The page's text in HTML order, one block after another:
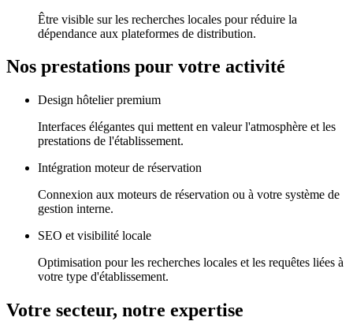
Être visible sur les recherches locales pour réduire la
dépendance aux plateformes de distribution.
Nos prestations pour votre activité
Design hôtelier premium
Interfaces élégantes qui mettent en valeur l'atmosphère et les
prestations de l'établissement.
Intégration moteur de réservation
Connexion aux moteurs de réservation ou à votre système de
gestion interne.
SEO et visibilité locale
Optimisation pour les recherches locales et les requêtes liées à
votre type d'établissement.
Votre secteur, notre expertise